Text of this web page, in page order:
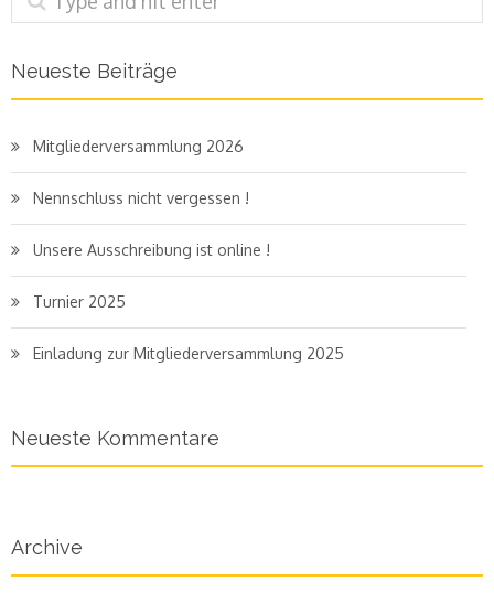
Neueste Beiträge
Mitgliederversammlung 2026
Nennschluss nicht vergessen !
Unsere Ausschreibung ist online !
Turnier 2025
Einladung zur Mitgliederversammlung 2025
Neueste Kommentare
Archive